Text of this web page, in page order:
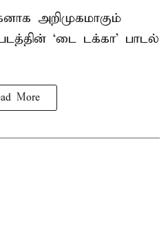
அறிமுகமாகும்
‘டை டக்கா’ பாடல்
More